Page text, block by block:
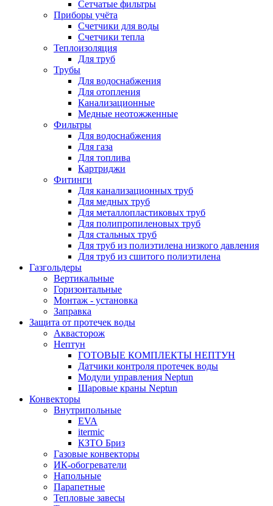
Сетчатые фильтры
Приборы учёта
Счетчики для воды
Счетчики тепла
Теплоизоляция
Для труб
Трубы
Для водоснабжения
Для отопления
Канализационные
Медные неотожженные
Фильтры
Для водоснабжения
Для газа
Для топлива
Картриджи
Фитинги
Для канализационных труб
Для медных труб
Для металлопластиковых труб
Для полипропиленовых труб
Для стальных труб
Для труб из полиэтилена низкого давления
Для труб из сшитого полиэтилена
Газгольдеры
Вертикальные
Горизонтальные
Монтаж - установка
Заправка
Защита от протечек воды
Аквасторож
Нептун
ГОТОВЫЕ КОМПЛЕКТЫ НЕПТУН
Датчики контроля протечек воды
Модули управления Neptun
Шаровые краны Neptun
Конвекторы
Внутрипольные
EVA
itermic
КЗТО Бриз
Газовые конвекторы
ИК-обогреватели
Напольные
Парапетные
Тепловые завесы